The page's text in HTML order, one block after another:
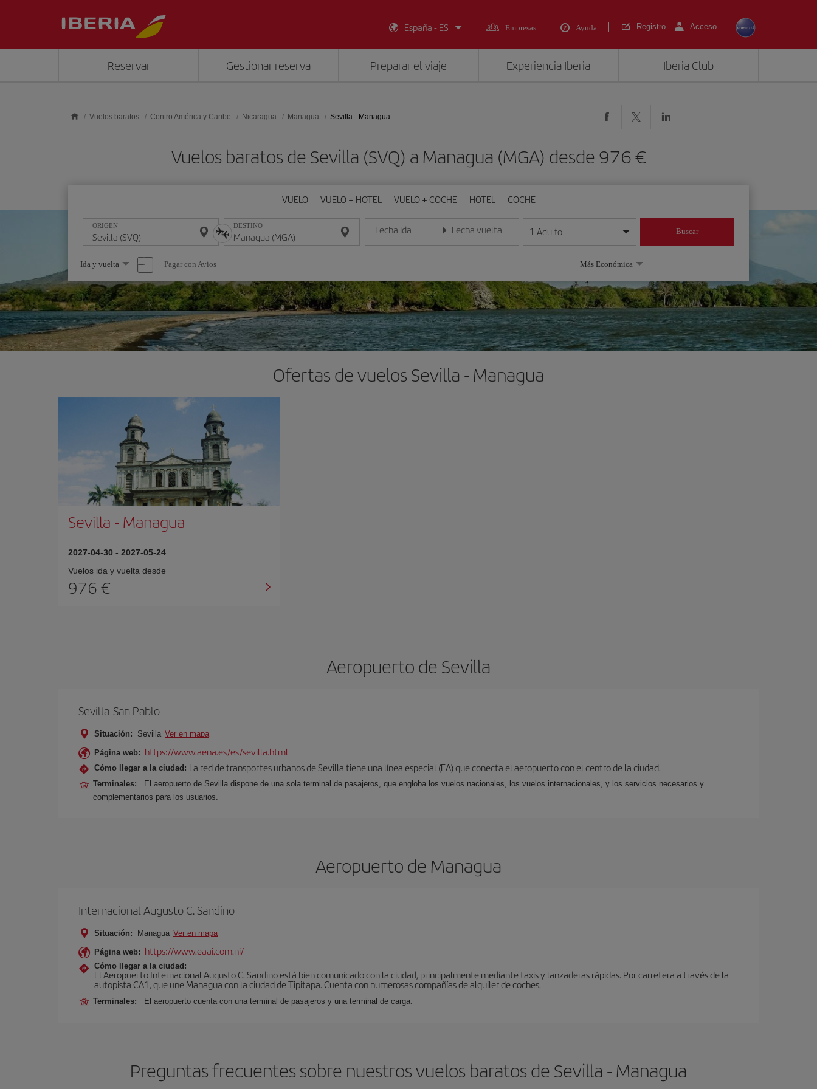
España - ES
Empresas Ayuda Registro Acceso
Reservar Gestionar reserva Preparar el viaje Experiencia Iberia Iberia Club
Vuelos baratos Centro América y Caribe Nicaragua Managua Sevilla - Managua
Vuelos baratos de Sevilla (SVQ) a Managua (MGA) desde 976 €
VUELO VUELO + HOTEL VUELO + COCHE HOTEL COCHE
ORIGEN DESTINO Fecha ida
Introduce la fecha en formato día/mes/año
Fecha vuelta
Introduce la fecha en formato día/mes/año
1 Adulto Buscar
Seleccione
una
opción
Ida y vuelta Pagar con Avios Más Económica
Ofertas de vuelos Sevilla - Managua
Sevilla - Managua
2027-04-30 - 2027-05-24
Vuelos ida y vuelta desde
976 €
Aeropuerto de Sevilla
Sevilla-San Pablo
Situación: Sevilla Ver en mapa
Página web: https://www.aena.es/es/sevilla.html
Cómo llegar a la ciudad: La red de transportes urbanos de Sevilla tiene una línea especial (EA) que conecta el aeropuerto con el centro de la ciudad.
Terminales:
El aeropuerto de Sevilla dispone de una sola terminal de pasajeros, que engloba los vuelos nacionales, los vuelos internacionales, y los servicios necesarios y
complementarios para los usuarios.
Aeropuerto de Managua
Internacional Augusto C. Sandino
Situación: Managua Ver en mapa
Página web: https://www.eaai.com.ni/
Cómo llegar a la ciudad:
El Aeropuerto Internacional Augusto C. Sandino está bien comunicado con la ciudad, principalmente mediante taxis y lanzaderas rápidas. Por carretera a través de la
autopista CA1, que une Managua con la ciudad de Tipitapa. Cuenta con numerosas compañías de alquiler de coches.
Terminales: El aeropuerto cuenta con una terminal de pasajeros y una terminal de carga.
Preguntas frecuentes sobre nuestros vuelos baratos de Sevilla - Managua